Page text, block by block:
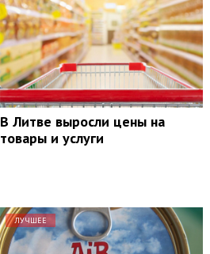
В Литве выросли цены на
товары и услуги
ЛУЧШЕЕ